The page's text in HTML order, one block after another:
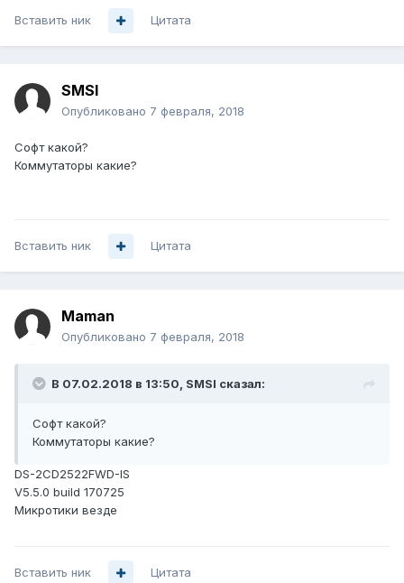
Вставить ник Цитата
SMSI
Опубликовано 7 февраля, 2018
Софт какой?
Коммутаторы какие?
Вставить ник Цитата
Maman
Опубликовано 7 февраля, 2018
В 07.02.2018 в 13:50, SMSI сказал:
Софт какой?
Коммутаторы какие?
DS-2CD2522FWD-IS
V5.5.0 build 170725
Микротики везде
Вставить ник Цитата